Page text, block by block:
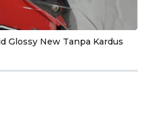
Glossy New Tanpa Kardus